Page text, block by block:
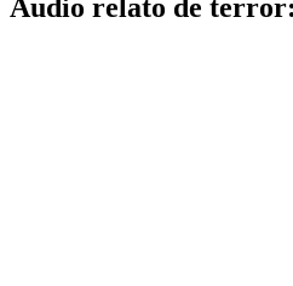
Audio relato de